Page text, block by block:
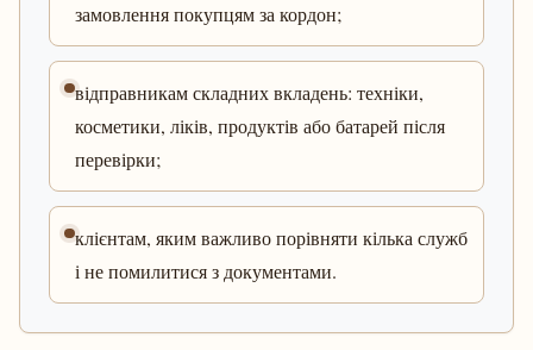
замовлення покупцям за кордон;
відправникам складних вкладень: техніки,
косметики, ліків, продуктів або батарей після
перевірки;
клієнтам, яким важливо порівняти кілька служб
і не помилитися з документами.